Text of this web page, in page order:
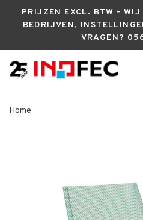
PRIJZEN EXCL. BTW - WIJ
BEDRIJVEN,
VRAGEN?
Home